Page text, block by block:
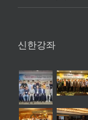
신한강좌